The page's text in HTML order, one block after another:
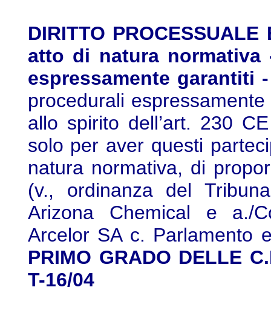
DIRITTO
atto di natura
espressamente garantiti
procedurali
allo spirito dell’art. 230
solo per aver questi
natura normativa, di
(v., ordinanza del
Arizona Chemical e a./
Arcelor SA c. Parlamento
PRIMO GRADO DELLE
T-16/04